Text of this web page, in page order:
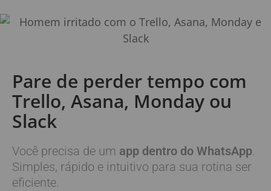
Pare de perder tempo com
Trello, Asana, Monday ou
Slack
Você precisa de um app dentro do WhatsApp.
Simples, rápido e intuitivo para sua rotina ser
eficiente.